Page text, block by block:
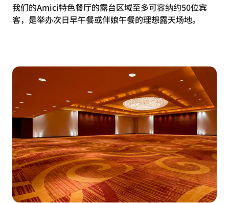
我们的Amici特色餐厅的露台区域至多可容纳约50位宾
客，是举办次日早午餐或伴娘午餐的理想露天场地。